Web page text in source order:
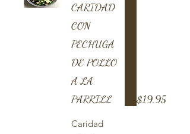
CARIDAD
CON
PECHUGA
DE POLLO
A LA
PARRILL
Caridad
$19.95